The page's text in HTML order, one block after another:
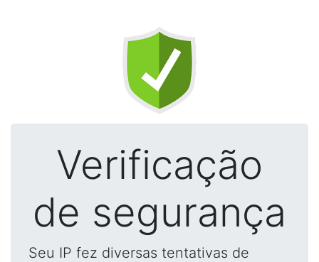
Verificação
de segurança
Seu IP fez diversas tentativas de